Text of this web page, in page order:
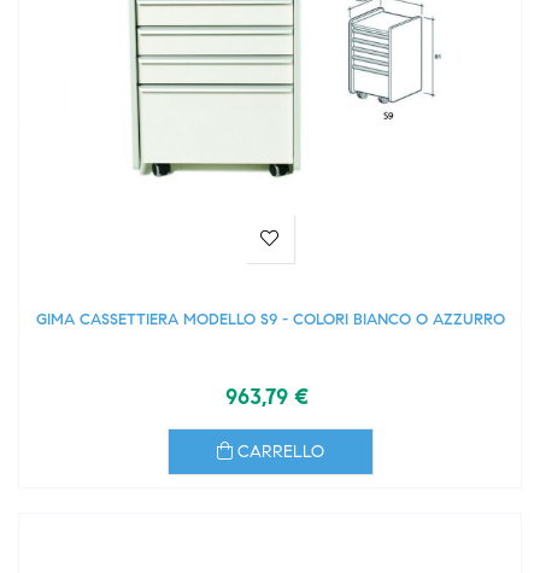
GIMA CASSETTIERA MODELLO S9 - COLORI BIANCO O AZZURRO
963,79 €
CARRELLO